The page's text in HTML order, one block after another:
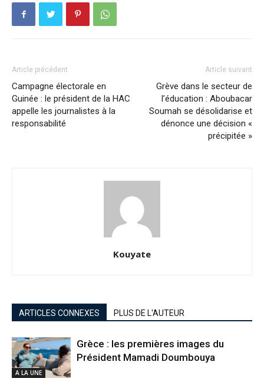
Article précédent
Campagne électorale en
Guinée : le président de la HAC
appelle les journalistes à la
responsabilité
Article suivant
Grève dans le secteur de
l’éducation : Aboubacar
Soumah se désolidarise et
dénonce une décision «
précipitée »
Kouyate
ARTICLES CONNEXES PLUS DE L'AUTEUR
A LA UNE
Grèce : les premières images du
Président Mamadi Doumbouya